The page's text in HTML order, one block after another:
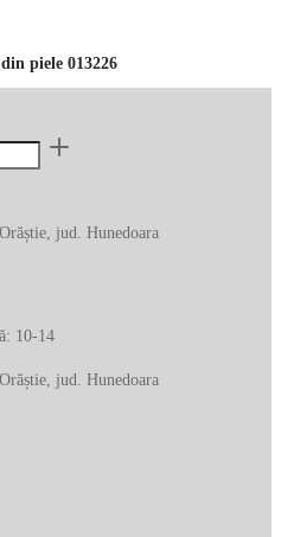
piele 013226
jud. Hunedoara
10-14
jud. Hunedoara